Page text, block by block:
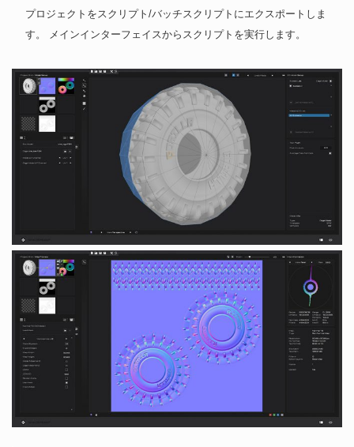
プロジェクトをスクリプト/バッチスクリプトにエクスポートしま
す。 メインインターフェイスからスクリプトを実行します。